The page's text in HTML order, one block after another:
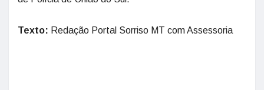
Texto: Redação Portal Sorriso MT com Assessoria